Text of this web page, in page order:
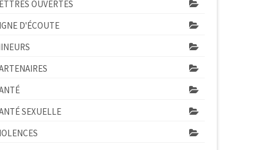
OUVERTES
D'ÉCOUTE
SEXUELLE